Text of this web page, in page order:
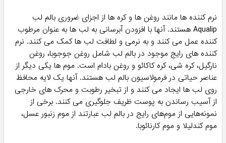
نرم کننده ها مانند روغن ها و کره ها از اجزای ضروری بالم لب
Aqualip هستند. آنها با افزودن آبرسانی به لب ها به عنوان مرطوب
کننده عمل می کنند و به نرمی و لطافت لب ها کمک می کنند. نرم
کننده های رایج موجود در بالم لب شامل روغن جوجوبا، روغن
نارگیل، کره شی، کره کاکائو و روغن بادام است. موم ها یکی دیگر از
عناصر حیاتی در فرمولاسیون بالم لب هستند. آنها یک لایه محافظ
روی لب ها ایجاد می کنند و از تبخیر رطوبت و محرک های خارجی
از آسیب رساندن به پوست ظریف جلوگیری می کنند. برخی از
نمونه‌هایی از موم‌های رایج در بالم لب عبارتند از موم زنبور عسل،
موم کندلیلا و موم کارنائوبا.